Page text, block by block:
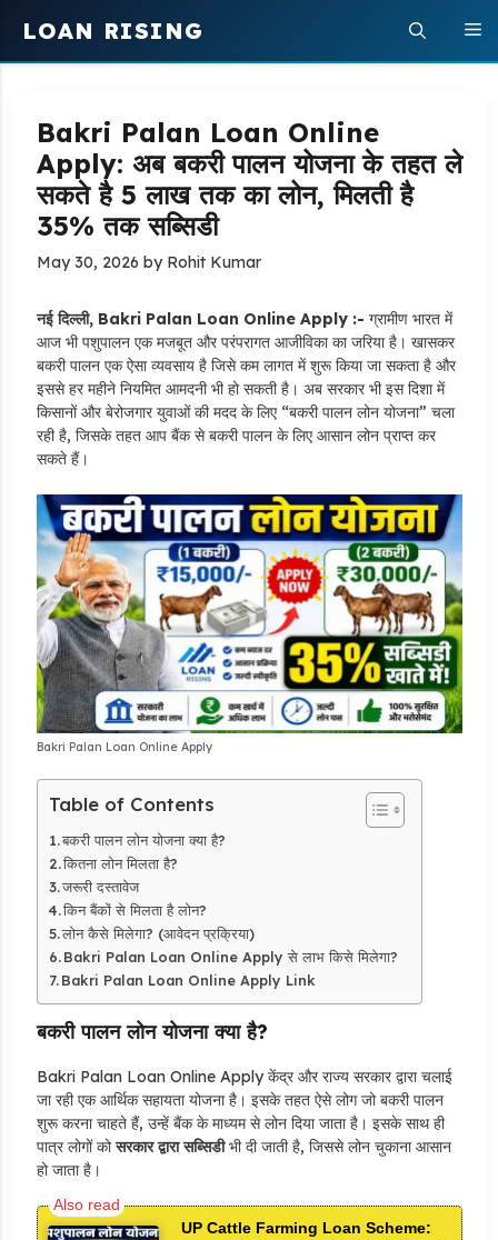
content
LOAN RISING
Bakri Palan Loan Online
Apply: अब बकरी पालन योजना के तहत ले
सकते है 5 लाख तक का लोन, मिलती है
35% तक सब्सिडी
May 30, 2026 by Rohit Kumar
नई दिल्ली, Bakri Palan Loan Online Apply :- ग्रामीण भारत में
आज भी पशुपालन एक मजबूत और परंपरागत आजीविका का जरिया है। खासकर
बकरी पालन एक ऐसा व्यवसाय है जिसे कम लागत में शुरू किया जा सकता है और
इससे हर महीने नियमित आमदनी भी हो सकती है। अब सरकार भी इस दिशा में
किसानों और बेरोजगार युवाओं की मदद के लिए “बकरी पालन लोन योजना” चला
रही है, जिसके तहत आप बैंक से बकरी पालन के लिए आसान लोन प्राप्त कर
सकते हैं।
Bakri Palan Loan Online Apply
Table of Contents
बकरी पालन लोन योजना क्या है?
कितना लोन मिलता है?
जरूरी दस्तावेज
किन बैंकों से मिलता है लोन?
लोन कैसे मिलेगा? (आवेदन प्रक्रिया)
Bakri Palan Loan Online Apply से लाभ किसे मिलेगा?
Bakri Palan Loan Online Apply Link
बकरी पालन लोन योजना क्या है?
Bakri Palan Loan Online Apply केंद्र और राज्य सरकार द्वारा चलाई
जा रही एक आर्थिक सहायता योजना है। इसके तहत ऐसे लोग जो बकरी पालन
शुरू करना चाहते हैं, उन्हें बैंक के माध्यम से लोन दिया जाता है। इसके साथ ही
पात्र लोगों कोसरकार द्वारा सब्सिडीभी दी जाती है, जिससे लोन चुकाना आसान
हो जाता है।
UP Cattle Farming Loan Scheme: